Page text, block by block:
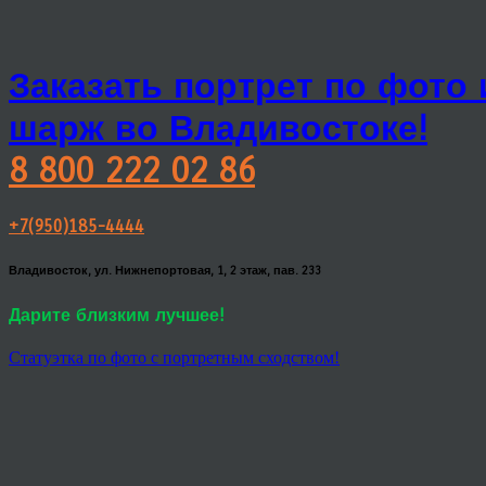
Заказать портрет по фото
шарж во Владивостоке!
8 800 222 02 86
+7(950)185-4444
Владивосток, ул. Нижнепортовая, 1, 2 этаж, пав. 233
Дарите близким лучшее!
Статуэтка по фото с портретным сходством!